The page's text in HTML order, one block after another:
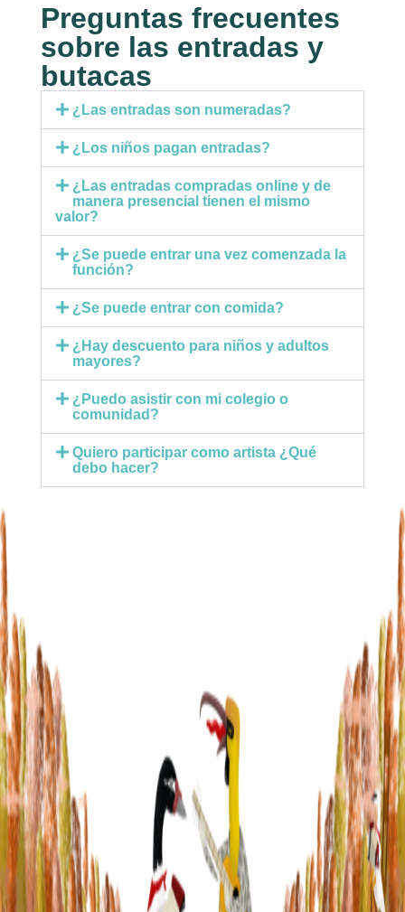
Preguntas frecuentes
sobre las entradas y
butacas
¿Las entradas son numeradas?
¿Los niños pagan entradas?
¿Las entradas compradas online y de
manera presencial tienen el mismo
valor?
¿Se puede entrar una vez comenzada la
función?
¿Se puede entrar con comida?
¿Hay descuento para niños y adultos
mayores?
¿Puedo asistir con mi colegio o
comunidad?
Quiero participar como artista ¿Qué
debo hacer?